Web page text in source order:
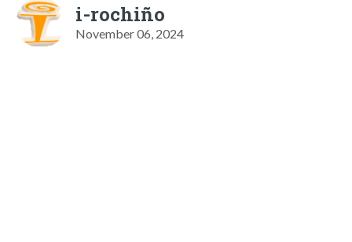
i-rochiño
November 06, 2024